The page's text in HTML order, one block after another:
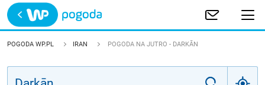
Trwa ładowanie
POLSKA
POGODA WP.PL IRAN POGODA NA JUTRO - DARKĀN